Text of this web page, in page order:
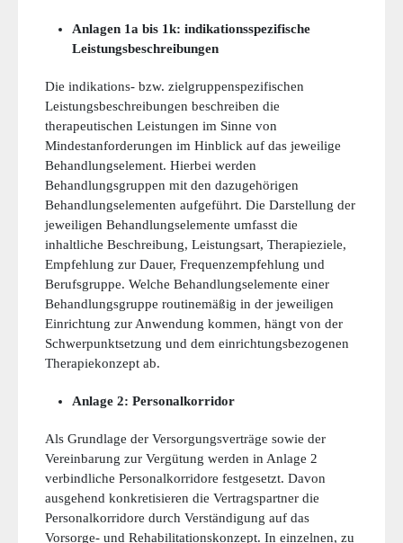
Anlagen 1a bis 1k: indikationsspezifische
Leistungsbeschreibungen
Die indikations- bzw. zielgruppenspezifischen
Leistungsbeschreibungen beschreiben die
therapeutischen Leistungen im Sinne von
Mindestanforderungen im Hinblick auf das jeweilige
Behandlungselement. Hierbei werden
Behandlungsgruppen mit den dazugehörigen
Behandlungselementen aufgeführt. Die Darstellung der
jeweiligen Behandlungselemente umfasst die
inhaltliche Beschreibung, Leistungsart, Therapieziele,
Empfehlung zur Dauer, Frequenzempfehlung und
Berufsgruppe. Welche Behandlungselemente einer
Behandlungsgruppe routinemäßig in der jeweiligen
Einrichtung zur Anwendung kommen, hängt von der
Schwerpunktsetzung und dem einrichtungsbezogenen
Therapiekonzept ab.
Anlage 2: Personalkorridor
Als Grundlage der Versorgungsverträge sowie der
Vereinbarung zur Vergütung werden in Anlage 2
verbindliche Personalkorridore festgesetzt. Davon
ausgehend konkretisieren die Vertragspartner die
Personalkorridore durch Verständigung auf das
Vorsorge- und Rehabilitationskonzept. In einzelnen, zu